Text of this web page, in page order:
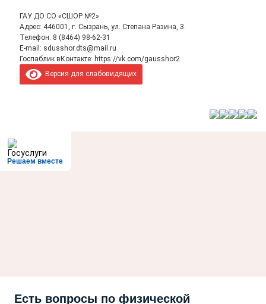
ГАУ ДО СО «СШОР №2»
Адрес: 446001, г. Сызрань, ул. Степана Разина, 3.
Телефон: 8 (8464) 98-62-31
E-mail: sdusshor.dts@mail.ru
Госпаблик вКонтакте: https://vk.com/gausshor2
Версия для слабовидящих
Решаем вместе
Есть вопросы по физической